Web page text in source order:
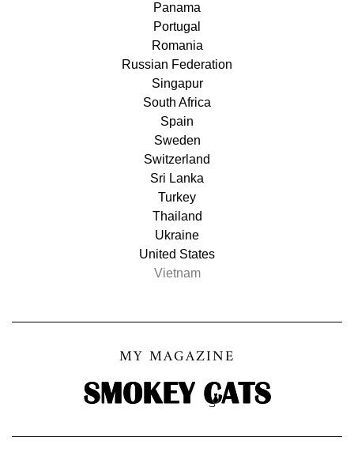
Panama
Portugal
Romania
Russian Federation
Singapur
South Africa
Spain
Sweden
Switzerland
Sri Lanka
Turkey
Thailand
Ukraine
United States
Vietnam
MY MAGAZINE